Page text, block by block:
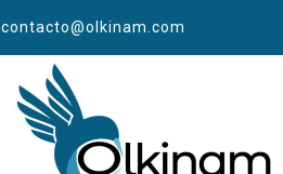
contacto@olkinam.com